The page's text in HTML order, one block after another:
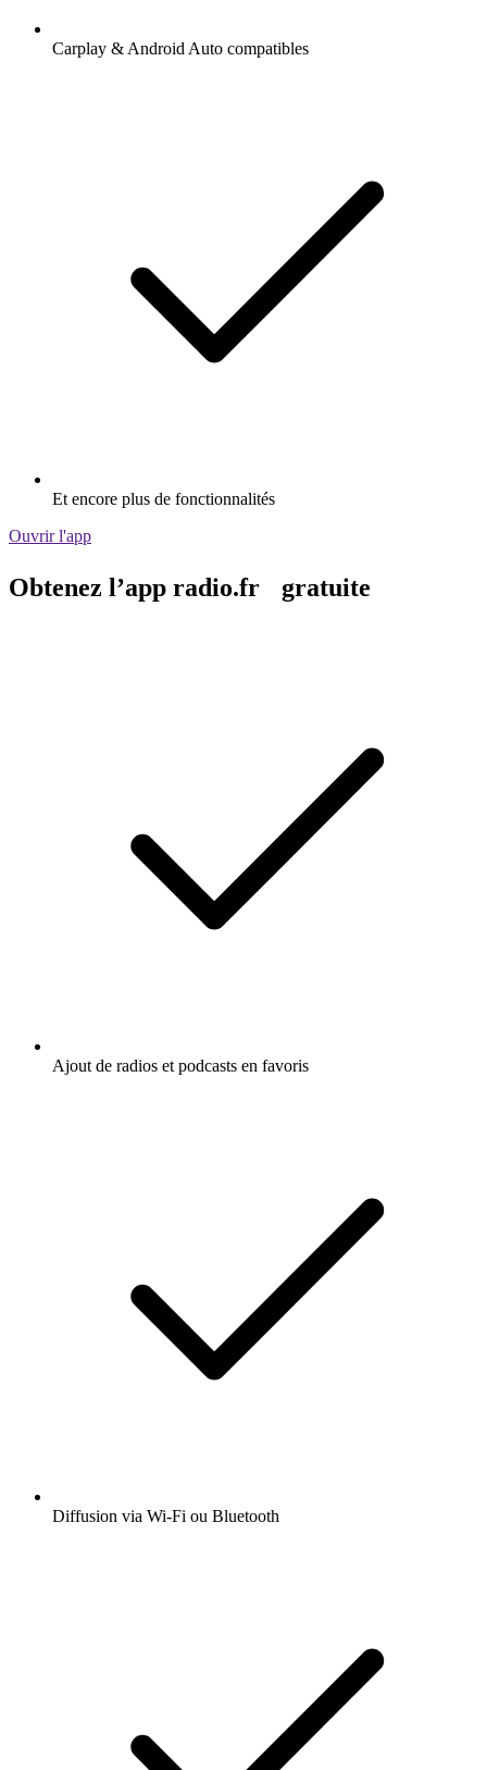
Carplay & Android Auto compatibles
Et encore plus de fonctionnalités
Ouvrir l'app
Obtenez l’app radio.fr gratuite
Ajout de radios et podcasts en favoris
Diffusion via Wi-Fi ou Bluetooth